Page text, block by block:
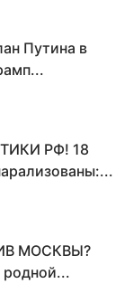
Путина в
РФ! 18
МОСКВЫ?
родной...